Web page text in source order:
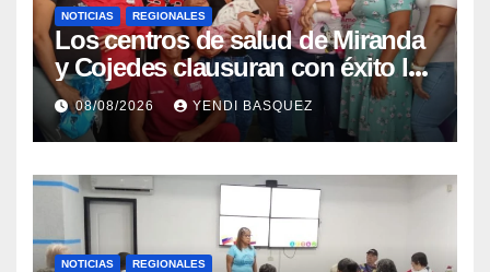
NOTICIAS REGIONALES
Los centros de salud de Miranda
y Cojedes clausuran con éxito la
Semana Mundial de la Lactancia
Materna
08/08/2026 YENDI BASQUEZ
NOTICIAS REGIONALES